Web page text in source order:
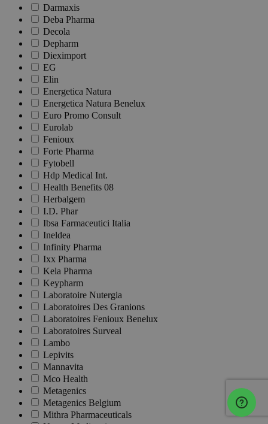
Darmaxis
Deba Pharma
Decola
Depharm
Dieximport
EG
Elin
Energetica Natura
Energetica Natura Benelux
Euro Promo Consult
Eurolab
Fenioux
Forte Pharma
Fytobell
Hdp Medical Int.
Health Benefits 08
Herbalgem
I.D. Phar
Ibsa Farmaceutici Italia
Ineldea
Infinity Pharma
Ixx Pharma
Kela Pharma
Keypharm
Laboratoire Nutergia
Laboratoires Des Granions
Laboratoires Fenioux Benelux
Laboratoires Surveal
Lambo
Lepivits
Mannavita
Mco Health
Metagenics
Metagenics Belgium
Mithra Pharmaceuticals